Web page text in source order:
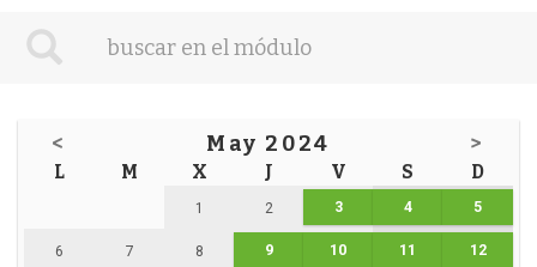
< May 2024 >
L M X J V S D
1 2 3 4 5
6 7 8 9 10 11 12